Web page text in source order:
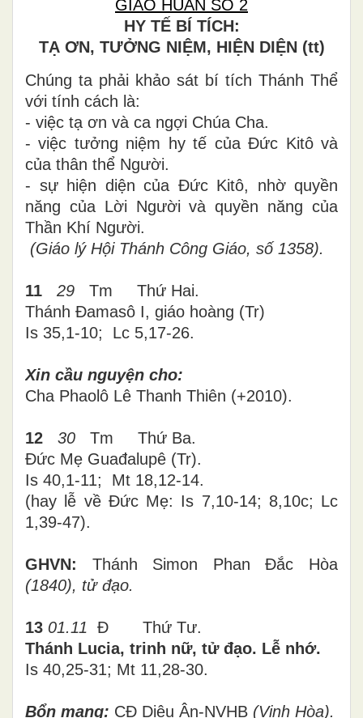
GIÁO HUẤN SỐ 2
HY TẾ BÍ TÍCH:
TẠ ƠN, TƯỞNG NIỆM, HIỆN DIỆN (tt)
Chúng ta phải khảo sát bí tích Thánh Thể
với tính cách là:
- việc tạ ơn và ca ngợi Chúa Cha.
- việc tưởng niệm hy tế của Đức Kitô và
của thân thể Người.
- sự hiện diện của Đức Kitô, nhờ quyền
năng của Lời Người và quyền năng của
Thần Khí Người.
(Giáo lý Hội Thánh Công Giáo, số 1358).
11 29 Tm Thứ Hai.
Thánh Đamasô I, giáo hoàng (Tr)
Is 35,1-10; Lc 5,17-26.
Xin cầu nguyện cho:
Cha Phaolô Lê Thanh Thiên (+2010).
12 30 Tm Thứ Ba.
Đức Mẹ Guađalupê (Tr).
Is 40,1-11; Mt 18,12-14.
(hay lễ về Đức Mẹ: Is 7,10-14; 8,10c; Lc
1,39-47).
GHVN:
Thánh Simon Phan Đắc Hòa
(1840), tử đạo.
13 01.11 Đ Thứ Tư.
Thánh Lucia, trinh nữ, tử đạo. Lễ nhớ.
Is 40,25-31; Mt 11,28-30.
Bổn mạng: CĐ Diệu Ân-NVHB (Vinh Hòa).